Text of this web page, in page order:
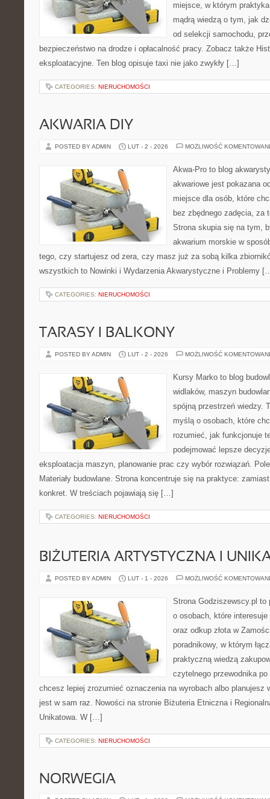
miejsce, w którym
mądrą wiedzą o tym, jak
od selekcji samochodu,
bezpieczeństwo na drodze i opłacalność pracy. Zobacz także
eksploatacyjne. Ten blog opisuje taxi nie jako zwykły […]
CATEGORIES: NIERUCHOMOŚCI
AKWARIA DIY
POSTED BY ADMIN LUT - 2 - 2026 MOŻLIWOŚĆ
Akwa-Pro to blog
akwariowe jest pokazana
miejsce dla osób, które
bez zbędnego zadęcia, za
Strona skupia się na tym,
akwarium morskie w
tego, czy startujesz od zera, czy masz już za sobą kilka
wszystkich to Nowinki i Wydarzenia Akwarystyczne i Problemy
CATEGORIES: NIERUCHOMOŚCI
TARASY I BALKONY
POSTED BY ADMIN LUT - 2 - 2026 MOŻLIWOŚĆ
Kursy Marko to blog
widlaków, maszyn
spójną przestrzeń wiedzy.
myślą o osobach, które
rozumieć, jak funkcjonuje
podejmować lepsze
eksploatacja maszyn, planowanie prac czy wybór rozwiązań.
Materiały budowlane. Strona koncentruje się na praktyce:
konkret. W treściach pojawiają się […]
CATEGORIES: NIERUCHOMOŚCI
BIŻUTERIA ARTYSTYCZNA I
POSTED BY ADMIN LUT - 1 - 2026 MOŻLIWOŚĆ
Strona Godziszewscy.pl
o osobach, które
oraz odkup złota w
poradnikowy, w którym
praktyczną wiedzą
czytelnego przewodnika
chcesz lepiej zrozumieć oznaczenia na wyrobach albo planujesz
jest w sam raz. Nowości na stronie Biżuteria Etniczna i
Unikatowa. W […]
CATEGORIES: NIERUCHOMOŚCI
NORWEGIA